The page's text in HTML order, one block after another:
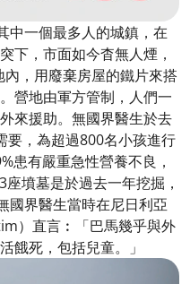
中一個最多人的城鎮，在
下，市面如今杳無人煙，
，用廢棄房屋的鐵片來搭
營地由軍方管制，人們一
來援助。無國界醫生於去
要，為超過800名小孩進行
患有嚴重急性營養不良，
墳墓是於過去一年挖掘，
國界醫生當時在尼日利亞
）直言︰「巴馬幾乎與外
餓死，包括兒童。」